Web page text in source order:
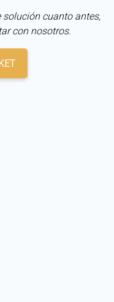
cuanto antes,
con nosotros.